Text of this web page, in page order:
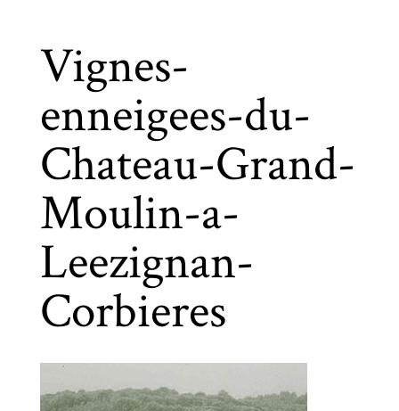
Vignes-
enneigees-du-
Chateau-Grand-
Moulin-a-
Leezignan-
Corbieres